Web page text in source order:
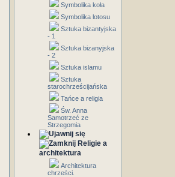
Symbolika koła
Symbolika lotosu
Sztuka bizantyjska
- 1
Sztuka bizanyjska
- 2
Sztuka islamu
Sztuka
starochrześcijańska
Tańce a religia
Św. Anna
Samotrzeć ze
Strzegomia
Religie a
architektura
Architektura
chrześci.